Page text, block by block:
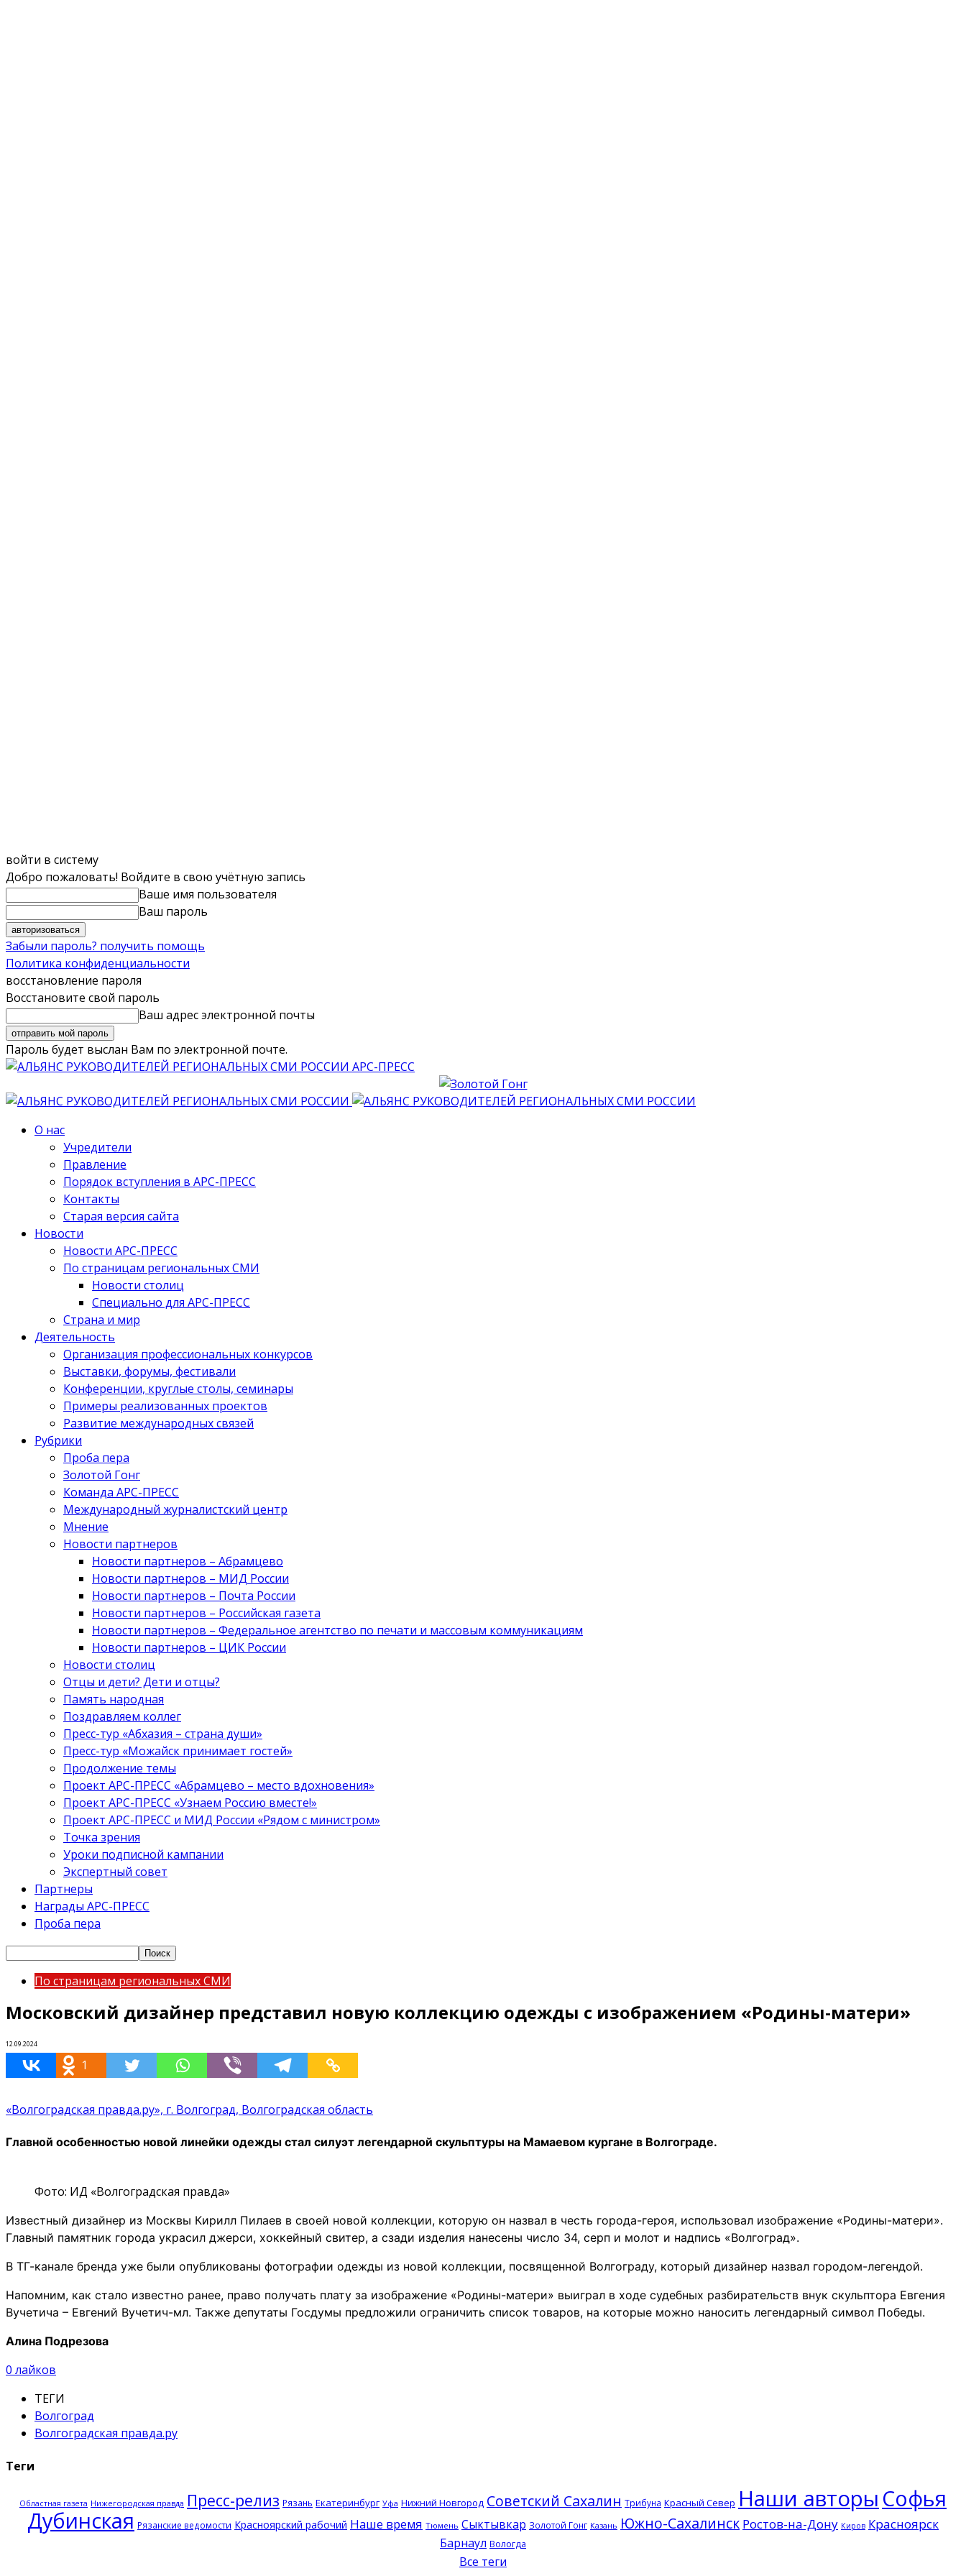
войти в систему
Добро пожаловать! Войдите в свою учётную запись
Ваше имя пользователя
Ваш пароль
Забыли пароль? получить помощь
Политика конфиденциальности
восстановление пароля
Восстановите свой пароль
Ваш адрес электронной почты
Пароль будет выслан Вам по электронной почте.
АРС-ПРЕСС
О нас
Учредители
Правление
Порядок вступления в АРС-ПРЕСС
Контакты
Старая версия сайта
Новости
Новости АРС-ПРЕСС
По страницам региональных СМИ
Новости столиц
Специально для АРС-ПРЕСС
Страна и мир
Деятельность
Организация профессиональных конкурсов
Выставки, форумы, фестивали
Конференции, круглые столы, семинары
Примеры реализованных проектов
Развитие международных связей
Рубрики
Проба пера
Золотой Гонг
Команда АРС-ПРЕСС
Международный журналистский центр
Мнение
Новости партнеров
Новости партнеров – Абрамцево
Новости партнеров – МИД России
Новости партнеров – Почта России
Новости партнеров – Российская газета
Новости партнеров – Федеральное агентство по печати и массовым коммуникациям
Новости партнеров – ЦИК России
Новости столиц
Отцы и дети? Дети и отцы?
Память народная
Поздравляем коллег
Пресс-тур «Абхазия – страна души»
Пресс-тур «Можайск принимает гостей»
Продолжение темы
Проект АРС-ПРЕСС «Абрамцево – место вдохновения»
Проект АРС-ПРЕСС «Узнаем Россию вместе!»
Проект АРС-ПРЕСС и МИД России «Рядом с министром»
Точка зрения
Уроки подписной кампании
Экспертный совет
Партнеры
Награды АРС-ПРЕСС
Проба пера
По страницам региональных СМИ
Московский дизайнер представил новую коллекцию одежды с изображением «Родины-матери»
12.09.2024
1
«Волгоградская правда.ру», г. Волгоград, Волгоградская область
Главной особенностью новой линейки одежды стал силуэт легендарной скульптуры на Мамаевом кургане в Волгограде.
Фото: ИД «Волгоградская правда»
Известный дизайнер из Москвы Кирилл Пилаев в своей новой коллекции, которую он назвал в честь города-героя, использовал изображение «Родины-матери».
Главный памятник города украсил джерси, хоккейный свитер, а сзади изделия нанесены число 34, серп и молот и надпись «Волгоград».
В ТГ-канале бренда уже были опубликованы фотографии одежды из новой коллекции, посвященной Волгограду, который дизайнер назвал городом-легендой.
Напомним, как стало известно ранее, право получать плату за изображение «Родины-матери» выиграл в ходе судебных разбирательств внук скульптора Евгения
Вучетича – Евгений Вучетич-мл. Также депутаты Госдумы предложили ограничить список товаров, на которые можно наносить легендарный символ Победы.
Алина Подрезова
0 лайков
ТЕГИ
Волгоград
Волгоградская правда.ру
Теги
Областная газета Нижегородская правда Пресс-релиз Рязань Екатеринбург Уфа Нижний Новгород Советский Сахалин Трибуна Красный Север Наши авторы Софья
Дубинская Рязанские ведомости Красноярский рабочий Наше время Тюмень Сыктывкар Золотой Гонг Казань Южно-Сахалинск Ростов-на-Дону Киров Красноярск
Барнаул Вологда
Все теги